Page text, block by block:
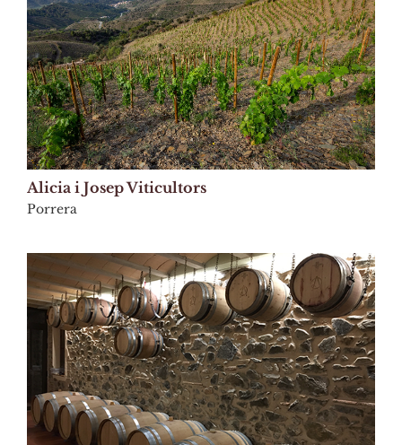
Alicia i Josep Viticultors
Porrera